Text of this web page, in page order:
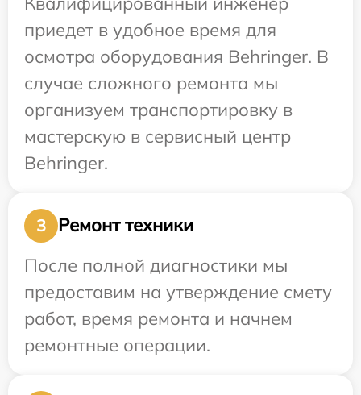
приедет в удобное время для
осмотра оборудования Behringer. В
случае сложного ремонта мы
организуем транспортировку в
мастерскую в сервисный центр
Behringer.
3
Ремонт техники
После полной диагностики мы
предоставим на утверждение смету
работ, время ремонта и начнем
ремонтные операции.